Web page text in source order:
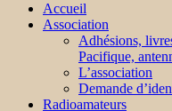
Accueil
Association
Adhésions,
Pacifique,
L’association
Demande
Radioamateurs